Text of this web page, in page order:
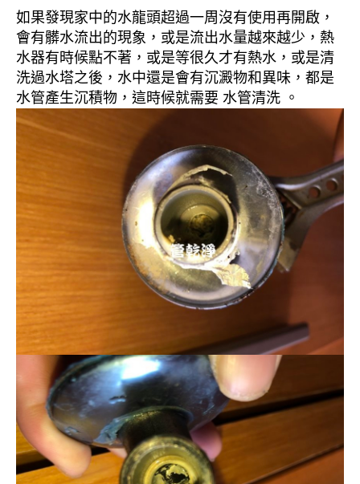
如果發現家中的水龍頭超過一周沒有使用再開啟，
會有髒水流出的現象，或是流出水量越來越少，熱
水器有時候點不著，或是等很久才有熱水，或是清
洗過水塔之後，水中還是會有沉澱物和異味，都是
水管產生沉積物，這時候就需要 水管清洗 。